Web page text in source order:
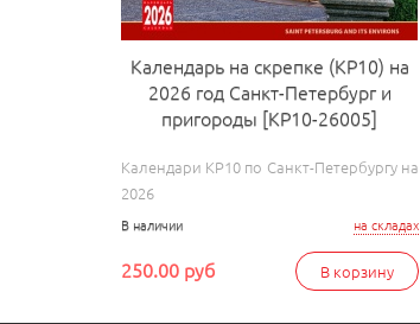
Календарь на скрепке (КР10) на
2026 год Санкт-Петербург и
пригороды [КР10-26005]
Календари КР10 по Санкт-Петербургу на
2026
на складах
В наличии
В корзину
250.00 руб